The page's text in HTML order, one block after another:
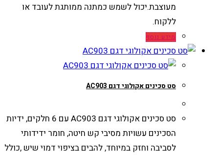
מעוצבת.יכול לשמש כמתנה ממותגת לעובד או
ללקוח.
מידע נוסף
סט סכינים אקולוגי דגם AC903
סט סכינים אקולוגי דגם AC903 עם 6 חלקים, ידיות
הסכינים עשויות מסיבי קש חיטה, חומר ידידותי
לסביבה וחזק במיוחד, להבים בציפוי דמוי שיש ,כולל